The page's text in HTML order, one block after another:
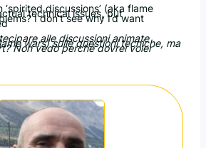
‘spirited discussions’ (aka flame
technical issues, but
I don’t see why I’d want
alle discussioni animate
wars) sulle questioni tecniche, ma
Non vedo perché dovrei voler